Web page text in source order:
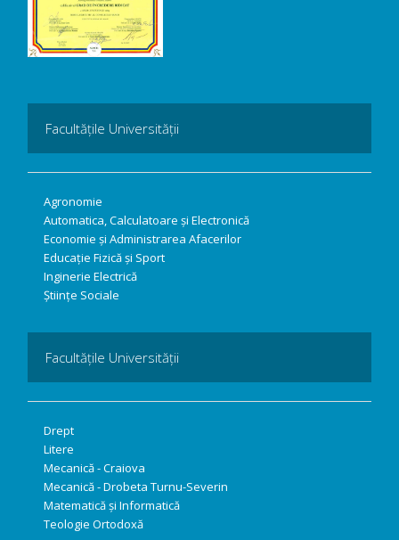
Facultățile Universității
Agronomie
Automatica, Calculatoare și Electronică
Economie și Administrarea Afacerilor
Educație Fizică și Sport
Inginerie Electrică
Științe Sociale
Facultățile Universității
Drept
Litere
Mecanică - Craiova
Mecanică - Drobeta Turnu-Severin
Matematică și Informatică
Teologie Ortodoxă